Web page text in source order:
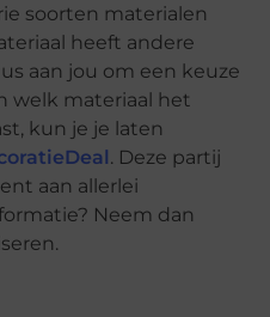
soorten materialen
heeft andere
aan jou om een keuze
welk materiaal het
kun je je laten
. Deze partij
aan allerlei
Neem dan